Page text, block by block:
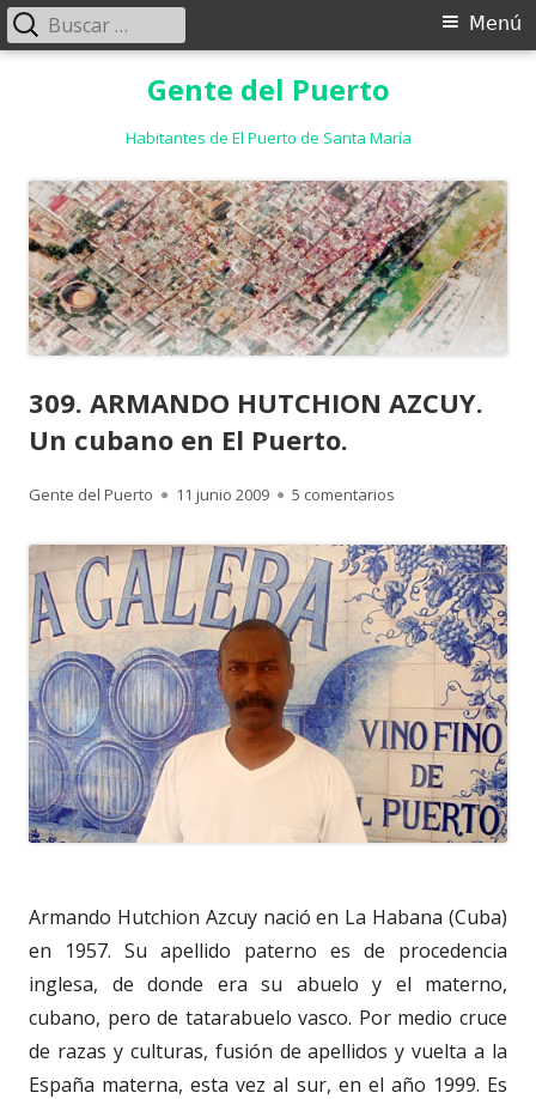
Gente del Puerto
Habitantes de El Puerto de Santa María
Menú
Menú
Buscar:
309. ARMANDO HUTCHION AZCUY.
Un cubano en El Puerto.
Autor
Gente del Puerto
Publicado
11 junio 2009 5 comentarios
Armando Hutchion Azcuy nació en La Habana (Cuba)
en 1957. Su apellido paterno es de procedencia
inglesa, de donde era su abuelo y el materno,
cubano, pero de tatarabuelo vasco. Por medio cruce
de razas y culturas, fusión de apellidos y vuelta a la
España materna, esta vez al sur, en el año 1999. Es